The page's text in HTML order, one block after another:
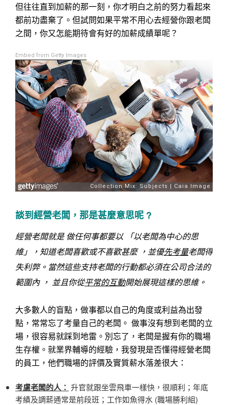
但往往直到加薪的那一刻，你才明白之前的努力看起來
都前功盡棄了。但試問如果平常不用心去經營你跟老闆
之間，你又怎能期待會有好的加薪成績單呢？
Embed from Getty Images
談到經營老闆，那是甚麼意思呢 ?
經營老闆就是 做任何事都要以 「以老闆為中心的思
維」，知道老闆喜歡或不喜歡甚麼 ，並優先考量老闆得
失利弊。當然這些支持老闆的行動都必須在公司合法的
範圍內 ， 並且你從平常的互動開始展現這樣的思維。
大多數人的盲點，做事都以自己的角度或利益為出發
點，常常忘了考量自己的老闆。 做事沒有想到老闆的立
場，很容易就踩到地雷。別忘了，老闆是握有你的職場
生存權。就業界輔導的經驗，我發現是否懂得經營老闆
的員工，他們職場的評價及實質薪水落差很大：
考慮老闆的人： 升官就跟坐雲飛車一樣快，很順利；年底
考績及調薪通常是前段班；工作如魚得水 (職場勝利組)